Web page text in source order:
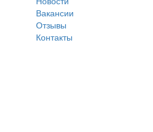
Вакансии
Отзывы
Контакты